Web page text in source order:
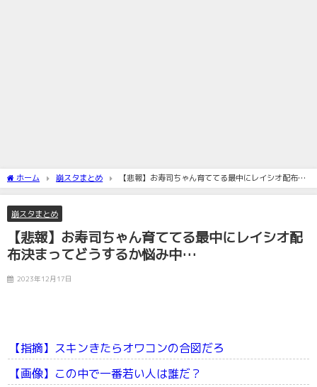
ホーム 崩スタまとめ
【悲報】お寿司ちゃん育ててる最中にレイシオ配布決
まってどうするか悩み中…
崩スタまとめ
【悲報】お寿司ちゃん育ててる最中にレイシオ配
布決まってどうするか悩み中…
2023年12月17日
【指摘】スキンきたらオワコンの合図だろ
【画像】この中で一番若い人は誰だ？